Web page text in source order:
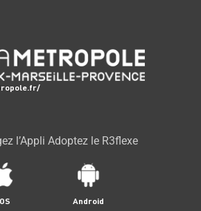
l’Appli Adoptez le R3flexe
Android